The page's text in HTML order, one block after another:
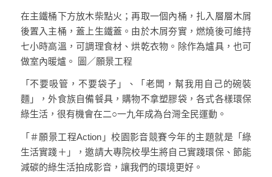
在主鐵桶下方放木柴點火；再取一個內桶，扎入層層木屑
後置入主桶，蓋上生鐵蓋。由於木屑夯實，燃燒後可維持
七小時高溫，可調理食材、烘乾衣物。除作為爐具，也可
做室內暖爐。 圖／願景工程
「不要吸管，不要袋子」、「老闆，幫我用自己的碗裝
麵」，外食族自備餐具，購物不拿塑膠袋，各式各樣環保
綠生活，很有機會在二○一九年成為台灣全民運動。
「＃願景工程Action」校園影音競賽今年的主題就是「綠
生活實踐＋」，邀請大專院校學生將自己實踐環保、節能
減碳的綠生活拍成影音，讓我們的環境更好。